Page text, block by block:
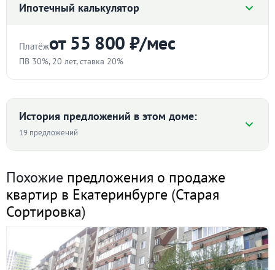
Ипотечный калькулятор
Платёжот 55 800 ₽/мес
ПВ 30%, 20 лет, ставка 20%
Срок
лет
Ставка
История предложений в этом доме:
19 предложений
61 415 64 648
75 309
Похожие предложения о продаже
квартир в Екатеринбурге (Старая
Сортировка)